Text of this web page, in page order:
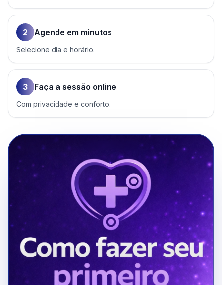
2 Agende em minutos
Selecione dia e horário.
3 Faça a sessão online
Com privacidade e conforto.